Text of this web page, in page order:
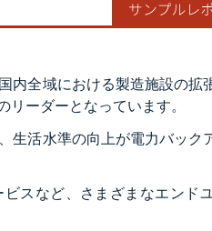
内全域における製造施設の拡
ーダーとなっています。
生活水準の向上が電力バック
スなど、さまざまなエンド